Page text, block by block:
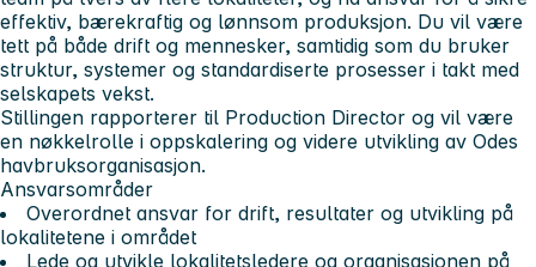
effektiv, bærekraftig og lønnsom produksjon. Du vil være
tett på både drift og mennesker, samtidig som du bruker
struktur, systemer og standardiserte prosesser i takt med
selskapets vekst.
Stillingen rapporterer til Production Director og vil være
en nøkkelrolle i oppskalering og videre utvikling av Odes
havbruksorganisasjon.
Ansvarsområder
Overordnet ansvar for drift, resultater og utvikling på
lokalitetene i området
Lede og utvikle lokalitetsledere og organisasjonen på